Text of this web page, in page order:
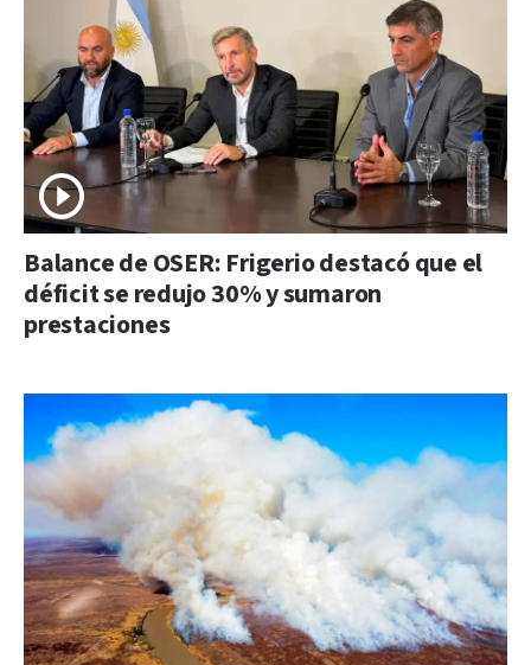
Balance de OSER: Frigerio destacó que el
déficit se redujo 30% y sumaron
prestaciones